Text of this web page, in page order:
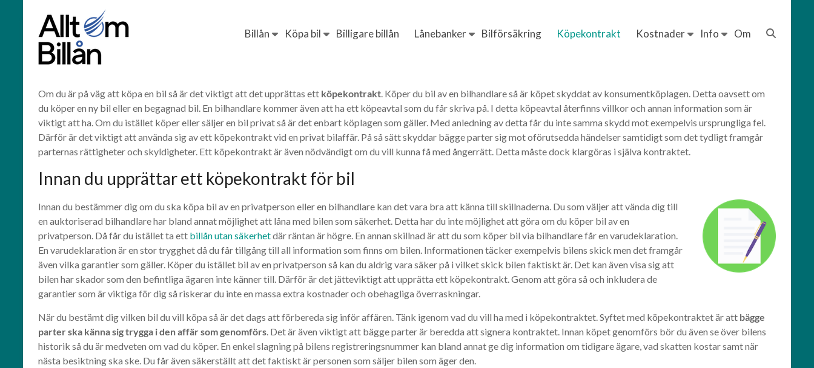
content
Billån
Jämför
billån
finansiering
Billån Köpa bil Billigare billån Lånebanker Bilförsäkring Köpekontrakt Kostnader Info Om
Köpekontrakt
Om du är på väg att köpa en bil så är det viktigt att det upprättas ett köpekontrakt. Köper du bil av en bilhandlare så är köpet skyddat av konsumentköplagen. Detta oavsett om
du köper en ny bil eller en begagnad bil. En bilhandlare kommer även att ha ett köpeavtal som du får skriva på. I detta köpeavtal återfinns villkor och annan information som är
viktigt att ha. Om du istället köper eller säljer en bil privat så är det enbart köplagen som gäller. Med anledning av detta får du inte samma skydd mot exempelvis ursprungliga fel.
Därför är det viktigt att använda sig av ett köpekontrakt vid en privat bilaffär. På så sätt skyddar bägge parter sig mot oförutsedda händelser samtidigt som det tydligt framgår
parternas rättigheter och skyldigheter. Ett köpekontrakt är även nödvändigt om du vill kunna få med ångerrätt. Detta måste dock klargöras i själva kontraktet.
Innan du upprättar ett köpekontrakt för bil
Innan du bestämmer dig om du ska köpa bil av en privatperson eller en bilhandlare kan det vara bra att känna till skillnaderna. Du som väljer att vända dig till
en auktoriserad bilhandlare har bland annat möjlighet att låna med bilen som säkerhet. Detta har du inte möjlighet att göra om du köper bil av en
privatperson. Då får du istället ta ett billån utan säkerhetdär räntan är högre. En annan skillnad är att du som köper bil via bilhandlare får en varudeklaration.
En varudeklaration är en stor trygghet då du får tillgång till all information som finns om bilen. Informationen täcker exempelvis bilens skick men det framgår
även vilka garantier som gäller. Köper du istället bil av en privatperson så kan du aldrig vara säker på i vilket skick bilen faktiskt är. Det kan även visa sig att
bilen har skador som den befintliga ägaren inte känner till. Därför är det jätteviktigt att upprätta ett köpekontrakt. Genom att göra så och inkludera de
garantier som är viktiga för dig så riskerar du inte en massa extra kostnader och obehagliga överraskningar.
När du bestämt dig vilken bil du vill köpa så är det dags att förbereda sig inför affären. Tänk igenom vad du vill ha med i köpekontraktet. Syftet med köpekontraktet är att bägge
parter ska känna sig trygga i den affär som genomförs. Det är även viktigt att bägge parter är beredda att signera kontraktet. Innan köpet genomförs bör du även se över bilens
historik så du är medveten om vad du köper. En enkel slagning på bilens registreringsnummer kan bland annat ge dig information om tidigare ägare, vad skatten kostar samt när
nästa besiktning ska ske. Du får även säkerställt att det faktiskt är personen som säljer bilen som äger den.